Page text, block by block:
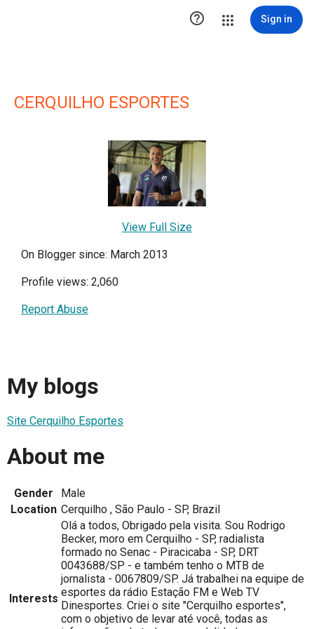
 Sign in
CERQUILHO ESPORTES
View Full Size
On Blogger since: March 2013
Profile views: 2,060
Report Abuse
My blogs
Site Cerquilho Esportes
About me
Gender
Male
Location Cerquilho , São Paulo - SP, Brazil
Interests
Olá a todos, Obrigado pela visita. Sou Rodrigo
Becker, moro em Cerquilho - SP, radialista
formado no Senac - Piracicaba - SP, DRT
0043688/SP - e também tenho o MTB de
jornalista - 0067809/SP. Já trabalhei na equipe de
esportes da rádio Estação FM e Web TV
Dinesportes. Criei o site "Cerquilho esportes",
com o objetivo de levar até você, todas as